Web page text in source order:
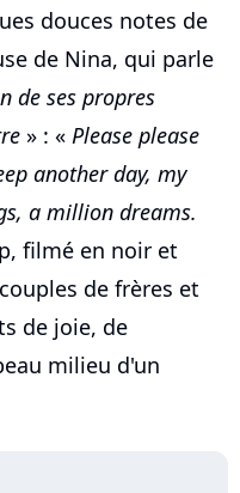
douces notes de
de Nina, qui parle
de ses propres
» : « Please please
another day, my
a million dreams.
filmé en noir et
de frères et
de joie, de
milieu d'un